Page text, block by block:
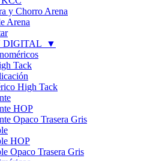
y Chorro Arena
Arena
DIGITAL
▼
Tack
High Tack
HOP
Opaco Trasera Gris
HOP
Opaco Trasera Gris